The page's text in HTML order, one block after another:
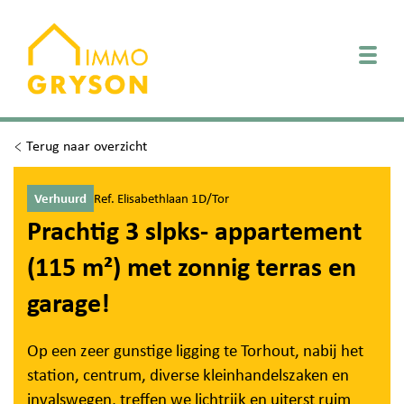
Terug naar overzicht
Verhuurd Ref. Elisabethlaan 1D/Tor
Prachtig 3 slpks- appartement
(115 m²) met zonnig terras en
garage!
Op een zeer gunstige ligging te Torhout, nabij het
station, centrum, diverse kleinhandelszaken en
invalswegen, treffen we lichtrijk en uiterst ruim